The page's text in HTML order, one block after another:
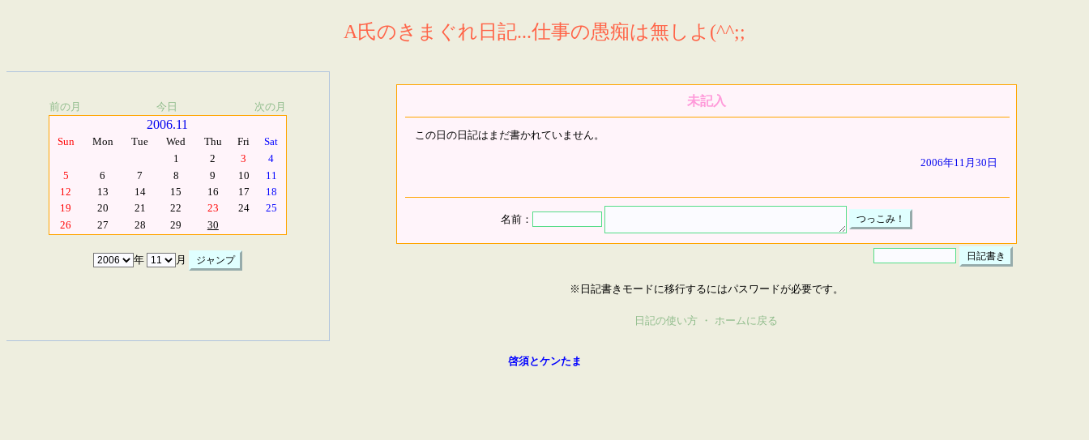
A氏のきまぐれ日記...仕事の愚痴は無しよ(^^;;
前の月 今日 次の月
2006.11
Sun Mon Tue Wed Thu Fri
Sat
1
2 3
4
5
6 7 8 9 10
11
12
13 14 15 16 17
18
19
20 21 22 23 24
25
26
27 28 29 30
年 月
未記入
この日の日記はまだ書かれていません。
2006年11月30日
名前：
※日記書きモードに移行するにはパスワードが必要です。
日記の使い方 ・ ホームに戻る
啓須とケンたま